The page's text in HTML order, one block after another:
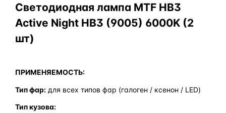
Светодиодная лампа MTF HB3
Active Night HB3 (9005) 6000K (2
шт)
ПРИМЕНЯЕМОСТЬ:
Тип фар: для всех типов фар (галоген / ксенон / LED)
Тип кузова: